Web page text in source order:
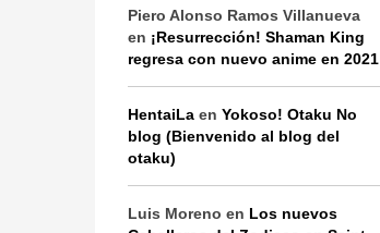
Piero Alonso Ramos Villanueva
en ¡Resurrección! Shaman King
regresa con nuevo anime en 2021
HentaiLa en Yokoso! Otaku No
blog (Bienvenido al blog del
otaku)
Luis Moreno en Los nuevos